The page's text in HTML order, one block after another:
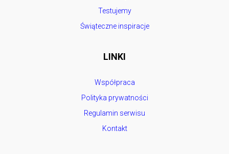
Testujemy
Świąteczne inspiracje
LINKI
Współpraca
Polityka prywatności
Regulamin serwisu
Kontakt